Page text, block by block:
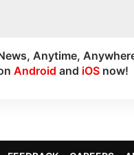
Anytime,
Android and iOS now!